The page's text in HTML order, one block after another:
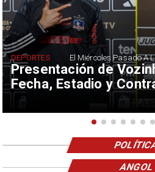
Presentación de
Fecha, Estadio y
DEPORTES El Miércoles Pasado A
ANGOL